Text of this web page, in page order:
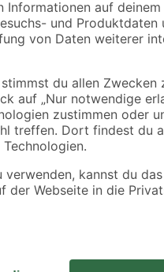
Flex-Siphon
Kunststoff weiß 1 1/2'
x 40/50 mm
9,99 €